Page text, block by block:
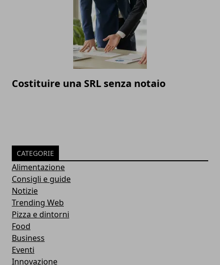
Costituire una SRL senza notaio
CATEGORIE
Alimentazione
Consigli e guide
Notizie
Trending Web
Pizza e dintorni
Food
Business
Eventi
Innovazione